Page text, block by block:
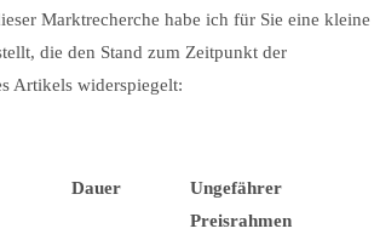
Marktrecherche habe ich für Sie eine kleine
die den Stand zum Zeitpunkt der
Artikels widerspiegelt:
Dauer
Ungefährer
Preisrahmen